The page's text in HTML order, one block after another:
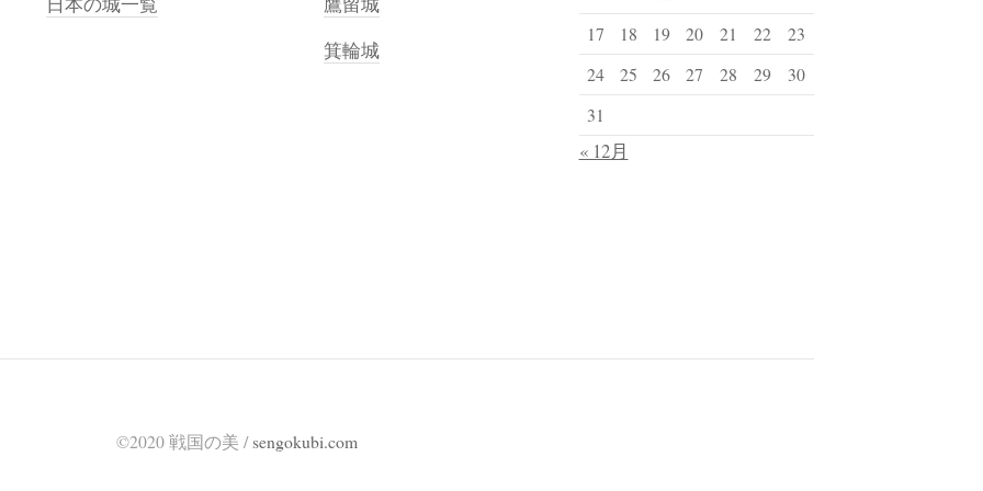
箕輪城
17
18 19 20 21 22
23
24
25 26 27 28 29
30
31
« 12月
©2020 戦国の美 /sengokubi.com